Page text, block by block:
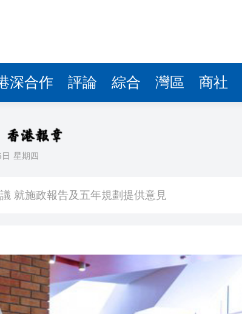
深合作 評論 綜合 灣區 商社
星期四
就施政報告及五年規劃提供意見
縣 調研紅色文化保護與非遺活態傳承
耗握機遇